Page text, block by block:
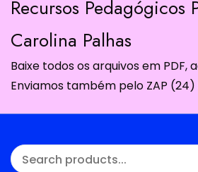
Recursos Pedagógicos
Carolina Palhas
Baixe todos os arquivos em PDF,
Enviamos também pelo ZAP (24)